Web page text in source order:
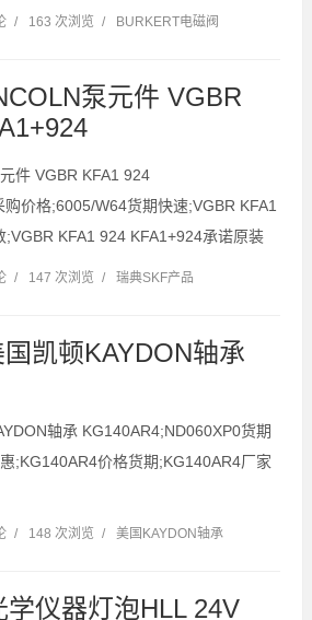
/ 163 次浏览 / BURKERT电磁阀
泵元件 VGBR
件 VGBR KFA1 924
价格;6005/W64货期快速;VGBR KFA1
KFA1 924 KFA1+924承诺原装
/ 147 次浏览 / 瑞典SKF产品
凯顿KAYDON轴承
轴承 KG140AR4;ND060XP0货期
;KG140AR4价格货期;KG140AR4厂家
/ 148 次浏览 / 美国KAYDON轴承
学仪器灯泡HLL 24V